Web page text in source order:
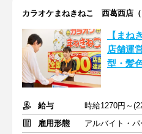
カラオケまねきねこ 西葛西店（
【まね
店舗運
型・髪
給与
雇用形態
アルバイト・パ